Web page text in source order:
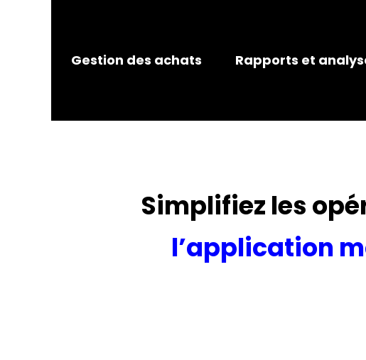
Gestion des achats Rapports et
Simplifiez les
l’application